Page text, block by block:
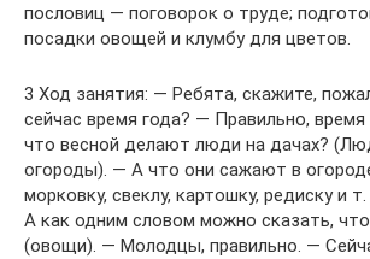
пословиц — поговорок о труде;
посадки овощей и клумбу для цветов.
3 Ход занятия: — Ребята, скажите,
сейчас время года? — Правильно,
что весной делают люди на дачах?
огороды). — А что они сажают в
морковку, свеклу, картошку, редиску и
А как одним словом можно сказать,
(овощи). — Молодцы, правильно. —